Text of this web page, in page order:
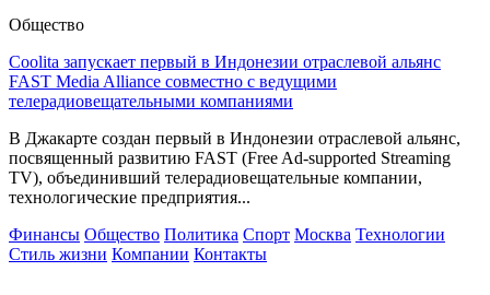
Общество
Coolita запускает первый в Индонезии отраслевой альянс
FAST Media Alliance совместно с ведущими
телерадиовещательными компаниями
В Джакарте создан первый в Индонезии отраслевой альянс,
посвященный развитию FAST (Free Ad-supported Streaming
TV), объединивший телерадиовещательные компании,
технологические предприятия...
Финансы Общество Политика Спорт Москва Технологии
Стиль жизни Компании Контакты